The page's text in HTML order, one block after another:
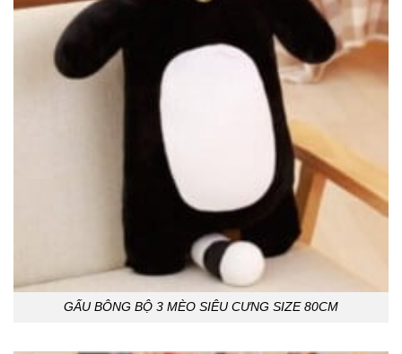
GẤU BÔNG BỘ 3 MÈO SIÊU CƯNG SIZE 80CM